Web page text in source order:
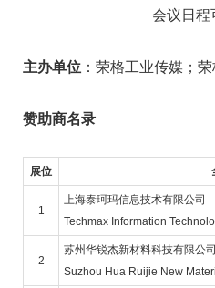
会议日程
主办单位 ：荣格工业传媒；
赞助商名录
展位
1
上海泰珂玛信息技术有限公司
Techmax Information
2
苏州华锐杰新材料科技有限公司
Suzhou Hua Ruijie New